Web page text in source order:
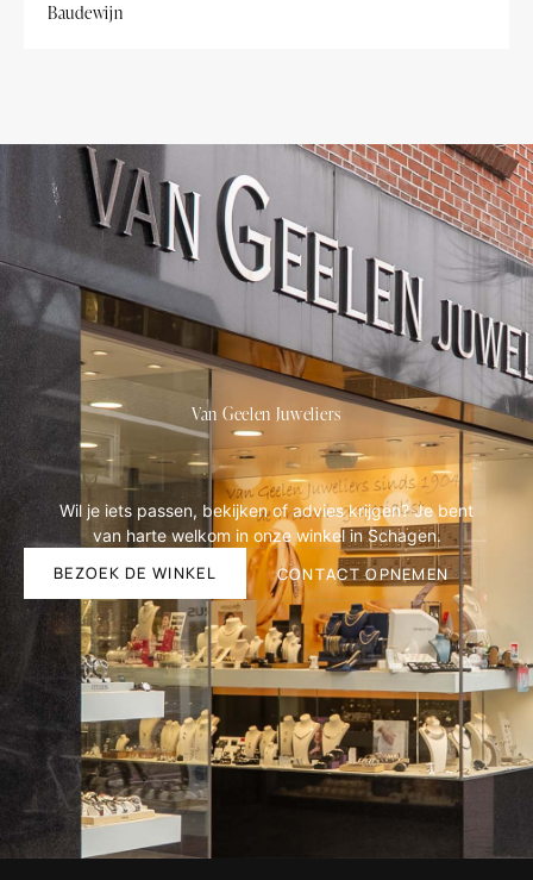
Baudewijn
Van Geelen Juweliers
Wil je iets passen, bekijken of advies krijgen? Je bent
van harte welkom in onze winkel in Schagen.
BEZOEK DE WINKEL CONTACT OPNEMEN